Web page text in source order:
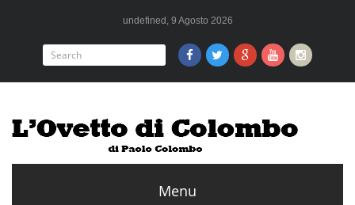
undefined, 9 Agosto 2026